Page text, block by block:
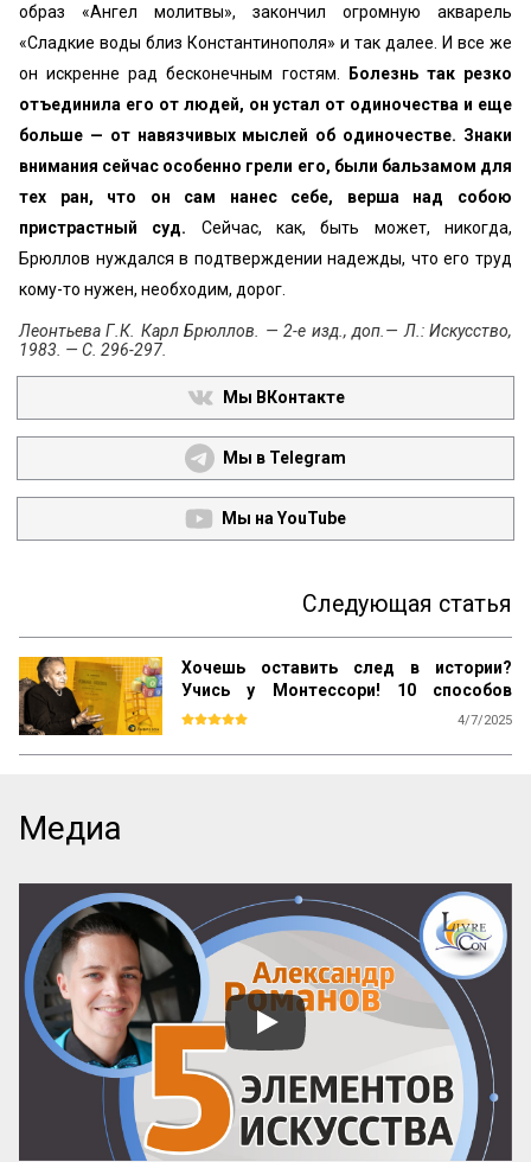
образ «Ангел молитвы», закончил огромную акварель
«Сладкие воды близ Константинополя» и так далее. И все же
он искренне рад бесконечным гостям.
Болезнь так резко
отъединила его от людей, он устал от одиночества и еще
больше — от навязчивых мыслей об одиночестве. Знаки
внимания сейчас особенно грели его, были бальзамом для
тех ран, что он сам нанес себе, верша над собою
пристрастный суд. Сейчас, как, быть может, никогда,
Брюллов нуждался в подтверждении надежды, что его труд
кому-то нужен, необходим, дорог.
Леонтьева Г.К. Карл Брюллов. — 2-е изд., доп.— Л.: Искусство,
1983. — С. 296-297.
Мы ВКонтакте
Мы в Telegram
Мы на YouTube
Следующая статья
Хочешь оставить след в истории?
Учись у Монтессори! 10 способов
сохранить наследие
4/7/2025
можно найти, изучив опыт Марии
Монтессори — педагога, который не
только разработал уникальную систему
воспитания, но и создал механизм её
сохранения и развития по всему миру.
Эти вопросы особенно актуальны для
женщин-новаторов, которые
разрабатывают авторские методики, но
сталкиваются с трудностями в их
продвижении и институ...
Медиа